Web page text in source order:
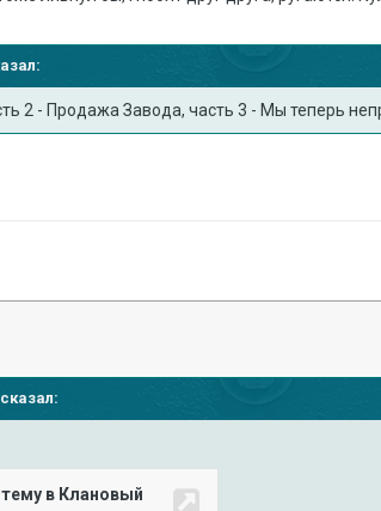
2 - Продажа Завода, часть 3 - Мы теперь
сказал: